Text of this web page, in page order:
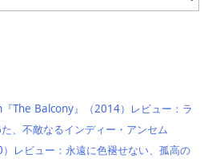
The Balcony』（2014）レビュー：ラ
、不敵なるインディー・アンセム
）レビュー：永遠に色褪せない、孤高の